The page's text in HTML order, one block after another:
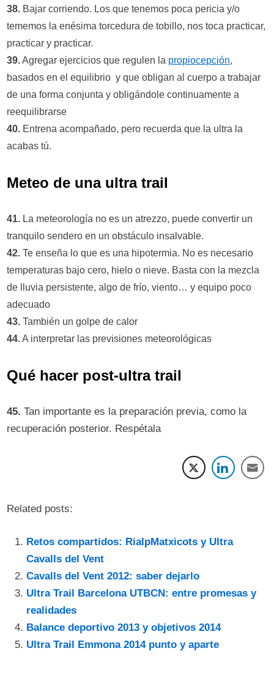
38. Bajar corriendo. Los que tenemos poca pericia y/o
tememos la enésima torcedura de tobillo, nos toca practicar,
practicar y practicar.
39.Agregar ejercicios que regulen la propiocepción,
basados en el equilibrio y que obligan al cuerpo a trabajar
de una forma conjunta y obligándole continuamente a
reequilibrarse
40. Entrena acompañado, pero recuerda que la ultra la
acabas tú.
Meteo de una ultra trail
41. La meteorología no es un atrezzo, puede convertir un
tranquilo sendero en un obstáculo insalvable.
42. Te enseña lo que es una hipotermia. No es necesario
temperaturas bajo cero, hielo o nieve. Basta con la mezcla
de lluvia persistente, algo de frío, viento… y equipo poco
adecuado
43. También un golpe de calor
44.A interpretar las previsiones meteorológicas
Qué hacer post-ultra trail
45. Tan importante es la preparación previa, como la
recuperación posterior. Respétala
Related posts:
Retos compartidos: RialpMatxicots y Ultra
Cavalls del Vent
Cavalls del Vent 2012: saber dejarlo
Ultra Trail Barcelona UTBCN: entre promesas y
realidades
Balance deportivo 2013 y objetivos 2014
Ultra Trail Emmona 2014 punto y aparte